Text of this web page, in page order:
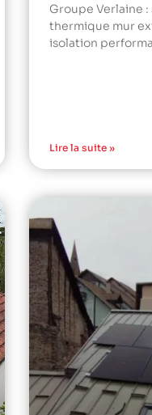
Groupe Verlaine
thermique mur
isolation
Lire la suite »